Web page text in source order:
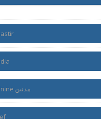
Mednine مدنين